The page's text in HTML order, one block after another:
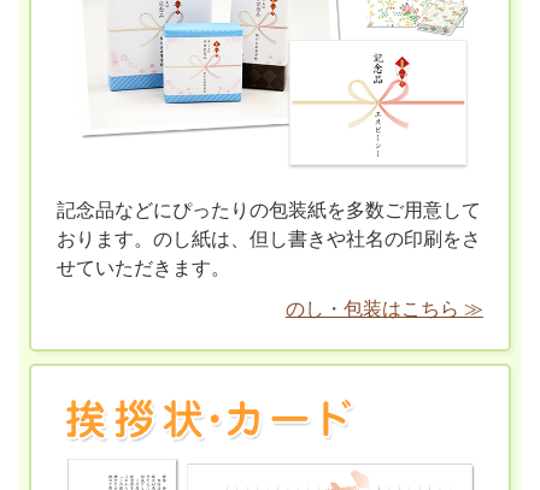
記念品などにぴったりの包装紙を多数ご用意して
おります。のし紙は、但し書きや社名の印刷をさ
せていただきます。
のし・包装はこちら ≫